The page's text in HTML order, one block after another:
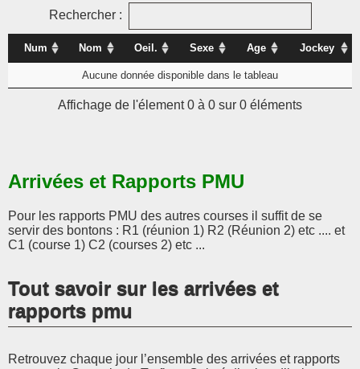
Rechercher :
Num Nom Oeil. Sexe Age Jockey
Aucune donnée disponible dans le tableau
Affichage de l'élement 0 à 0 sur 0 éléments
Arrivées et Rapports PMU
Pour les rapports PMU des autres courses il suffit de se
servir des bontons : R1 (réunion 1) R2 (Réunion 2) etc .... et
C1 (course 1) C2 (courses 2) etc ...
Tout savoir sur les arrivées et
rapports pmu
Retrouvez chaque jour l’ensemble des arrivées et rapports